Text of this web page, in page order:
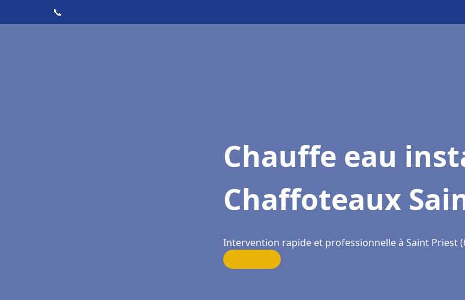
📞
Chauffe eau
Chaffoteaux
Intervention rapide et professionnelle à Saint Priest